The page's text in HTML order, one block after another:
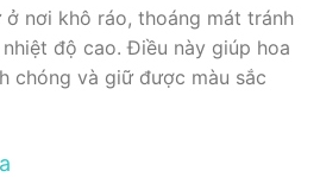
nơi khô ráo, thoáng mát tránh
độ cao. Điều này giúp hoa
chóng và giữ được màu sắc